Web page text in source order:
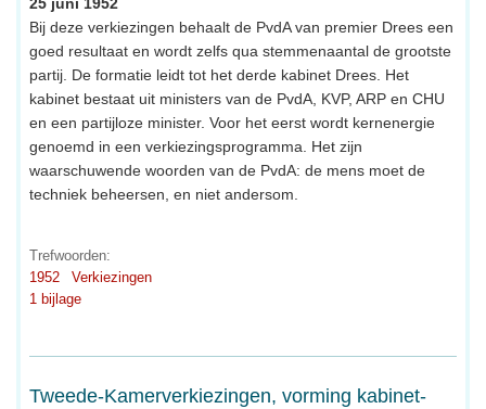
Bij deze verkiezingen behaalt de PvdA van premier Drees een
goed resultaat en wordt zelfs qua stemmenaantal de grootste
partij. De formatie leidt tot het derde kabinet Drees. Het
kabinet bestaat uit ministers van de PvdA, KVP, ARP en CHU
en een partijloze minister. Voor het eerst wordt kernenergie
genoemd in een verkiezingsprogramma. Het zijn
waarschuwende woorden van de PvdA: de mens moet de
techniek beheersen, en niet andersom.
Trefwoorden:
1952
Verkiezingen
1 bijlage
Tweede-Kamerverkiezingen, vorming kabinet-